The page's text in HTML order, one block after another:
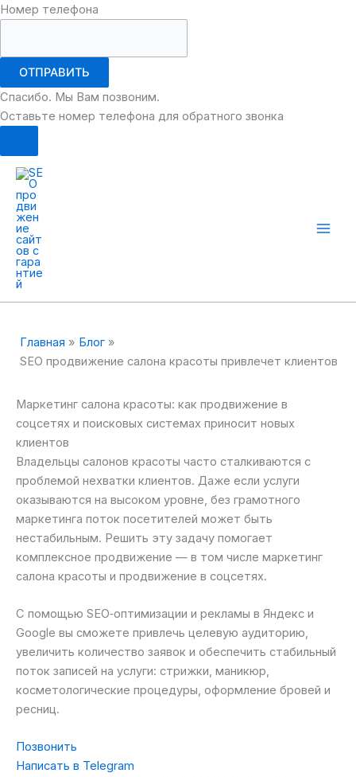
Номер телефона
ОТПРАВИТЬ
Спасибо. Мы Вам позвоним.
Оставьте номер телефона для обратного звонка
Перейти
содержимому
Главная
Блог
SEO продвижение салона красоты привлечет клиентов
Маркетинг салона красоты: как продвижение в
соцсетях и поисковых системах приносит новых
клиентов
Владельцы салонов красоты часто сталкиваются с
проблемой нехватки клиентов. Даже если услуги
оказываются на высоком уровне, без грамотного
маркетинга поток посетителей может быть
нестабильным. Решить эту задачу помогает
комплексное продвижение — в том числе маркетинг
салона красоты и продвижение в соцсетях.
С помощью SEO‑оптимизации и рекламы в Яндекс и
Google вы сможете привлечь целевую аудиторию,
увеличить количество заявок и обеспечить стабильный
поток записей на услуги: стрижки, маникюр,
косметологические процедуры, оформление бровей и
ресниц.
Позвонить
Написать в Telegram